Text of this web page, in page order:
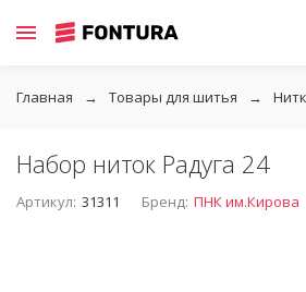
Главная Товары для шитья
Набор ниток Радуга 24
Артикул: 31311 Бренд: ПНК им.Кирова